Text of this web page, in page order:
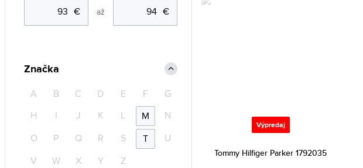
Výpredaj
Tommy Hilfiger Parker 1792035
až
Značka
A B C D E F
G
H
I J K L M
N
O
P Q R S T
U
V
W X Y Z